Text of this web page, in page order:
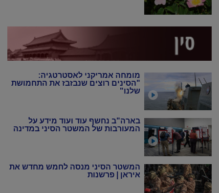
מומחה אמריקני לאסטרטגיה:
"הסינים רוצים שנבזבז את התחמושת
שלנו"
בארה"ב נחשף עוד ועוד מידע על
המעורבות של המשטר הסיני במדינה
המשטר הסיני מנסה לחמש מחדש את
איראן | פרשנות